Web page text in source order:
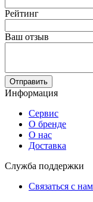
Рейтинг
Ваш отзыв
Отправить
Информация
Сервис
О бренде
О нас
Доставка
Служба поддержки
Связаться с